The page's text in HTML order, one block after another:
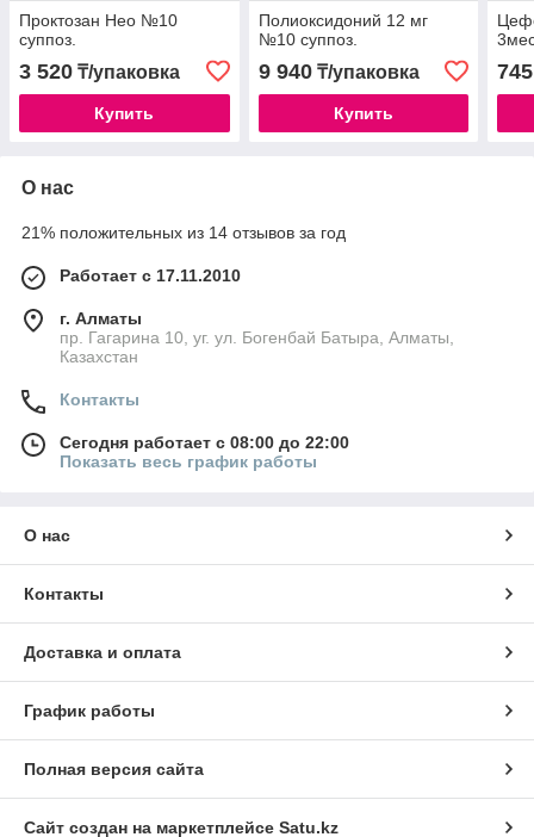
Проктозан Нео №10
суппоз.
3 520 ₸/упаковка
Купить
Полиоксидоний 12 мг
№10 суппоз.
9 940₸/упаковка
Купить
745
О нас
21% положительных из 14 отзывов за год
Работает с 17.11.2010
г. Алматы
пр. Гагарина 10, уг. ул. Богенбай Батыра, Алматы,
Казахстан
Контакты
Сегодня работает с 08:00 до 22:00
Показать весь график работы
О нас
Контакты
Доставка и оплата
График работы
Полная версия сайта
Сайт создан на маркетплейсе Satu.kz